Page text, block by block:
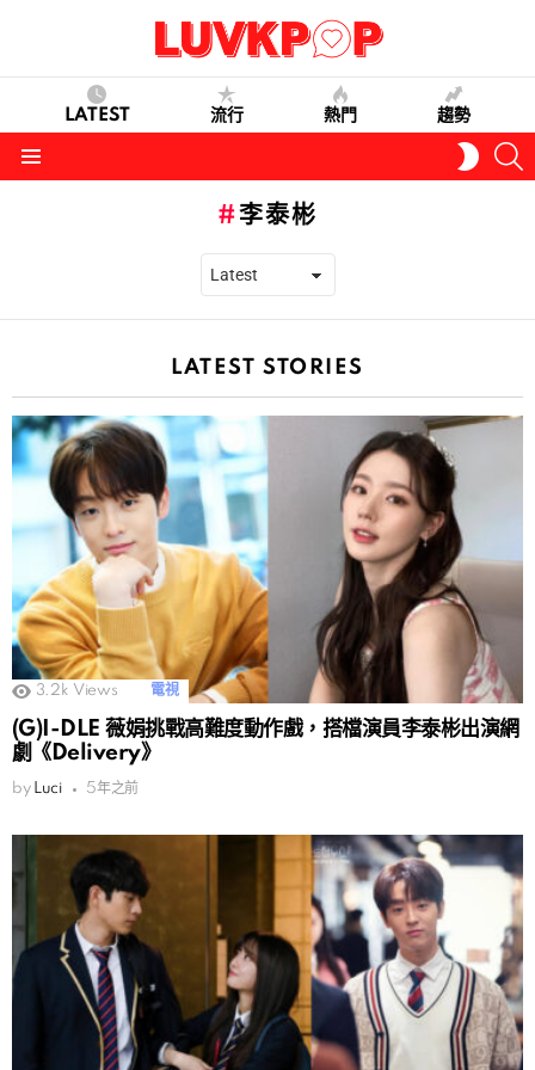
LATEST 流行 熱門 趨勢
SKIN
李泰彬
LATEST STORIES
3.2k Views 電視
(G)I-DLE 薇娟挑戰高難度動作戲，搭檔演員李泰彬出演網
劇《Delivery》
by Luci 5年之前